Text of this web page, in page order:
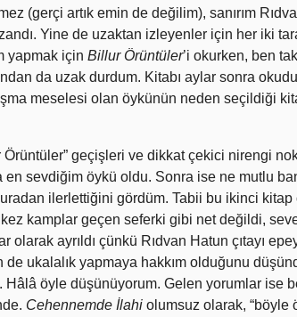
(gerçi artık emin de değilim), sanırım
Yine de uzaktan izleyenler için her iki
yapmak için Billur Örüntüler’i okurken, ben
da uzak durdum. Kitabı aylar sonra
meselesi olan öykünün neden seçildiği
Örüntüler” geçişleri ve dikkat çekici nirengi
sevdiğim öykü oldu. Sonra ise ne mutlu
ilerlettiğini gördüm. Tabii bu ikinci kitap
kamplar geçen seferki gibi net değildi,
ayrıldı çünkü Rıdvan Hatun çıtayı
ukalalık yapmaya hakkım olduğunu
Hâlâ öyle düşünüyorum. Gelen yorumlar ise
Cehennemde İlahi olumsuz olarak, “böyle